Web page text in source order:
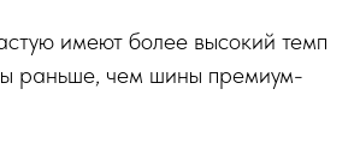
имеют более высокий темп
раньше, чем шины премиум-